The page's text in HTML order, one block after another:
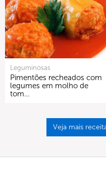
Leguminosas
Pimentões recheados com
legumes em molho de
tom…
Veja mais